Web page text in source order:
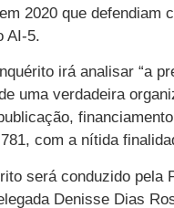
2020 que defendiam
AI-5.
irá analisar “a
uma verdadeira
com a nítida
será conduzido pela
Denisse Dias